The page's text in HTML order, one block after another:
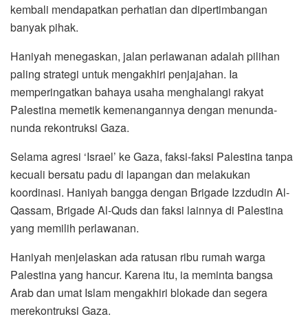
kembali mendapatkan perhatian dan dipertimbangan
banyak pihak.
Haniyah menegaskan, jalan perlawanan adalah pilihan
paling strategi untuk mengakhiri penjajahan. Ia
memperingatkan bahaya usaha menghalangi rakyat
Palestina memetik kemenangannya dengan menunda-
nunda rekontruksi Gaza.
Selama agresi ‘Israel’ ke Gaza, faksi-faksi Palestina tanpa
kecuali bersatu padu di lapangan dan melakukan
koordinasi. Haniyah bangga dengan Brigade Izzdudin Al-
Qassam, Brigade Al-Quds dan faksi lainnya di Palestina
yang memilih perlawanan.
Haniyah menjelaskan ada ratusan ribu rumah warga
Palestina yang hancur. Karena itu, ia meminta bangsa
Arab dan umat Islam mengakhiri blokade dan segera
merekontruksi Gaza.